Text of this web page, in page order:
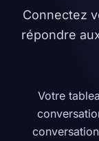
Connectez
répondre
Votre